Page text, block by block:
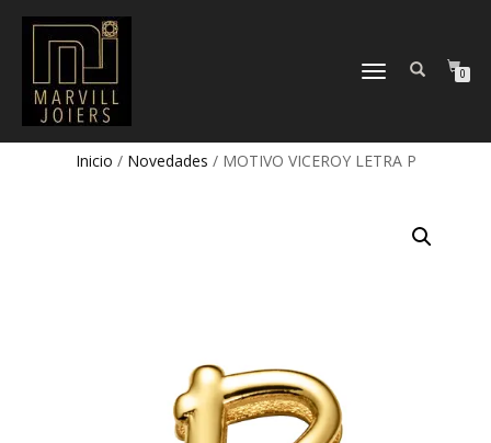
TOGGLE
0
Inicio / Novedades / MOTIVO VICEROY LETRA P